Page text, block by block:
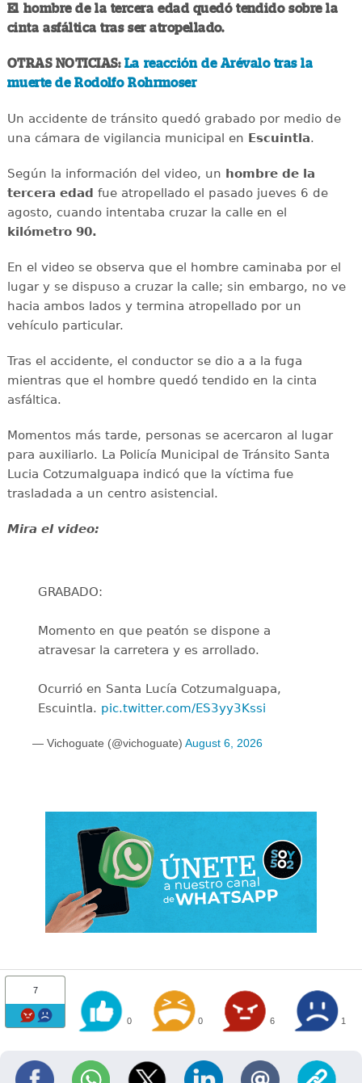
El hombre de la tercera edad quedó tendido sobre la
cinta asfáltica tras ser atropellado.
OTRAS NOTICIAS: La reacción de Arévalo tras la
muerte de Rodolfo Rohrmoser
Un accidente de tránsito quedó grabado por medio de
una cámara de vigilancia municipal en Escuintla.
Según la información del video, un hombre de la
tercera edad fue atropellado el pasado jueves 6 de
agosto, cuando intentaba cruzar la calle en el
kilómetro 90.
En el video se observa que el hombre caminaba por el
lugar y se dispuso a cruzar la calle; sin embargo, no ve
hacia ambos lados y termina atropellado por un
vehículo particular.
Tras el accidente, el conductor se dio a a la fuga
mientras que el hombre quedó tendido en la cinta
asfáltica.
Momentos más tarde, personas se acercaron al lugar
para auxiliarlo. La Policía Municipal de Tránsito Santa
Lucia Cotzumalguapa indicó que la víctima fue
trasladada a un centro asistencial.
Mira el video:
GRABADO:
Momento en que peatón se dispone a
atravesar la carretera y es arrollado.
Ocurrió en Santa Lucía Cotzumalguapa,
Escuintla. pic.twitter.com/ES3yy3Kssi
— Vichoguate (@vichoguate) August 6, 2026
7
0 0 6 1